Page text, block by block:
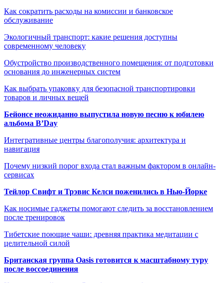
Как сократить расходы на комиссии и банковское
обслуживание
Экологичный транспорт: какие решения доступны
современному человеку
Обустройство производственного помещения: от подготовки
основания до инженерных систем
Как выбрать упаковку для безопасной транспортировки
товаров и личных вещей
Бейонсе неожиданно выпустила новую песню к юбилею
альбома B’Day
Интегративные центры благополучия: архитектура и
навигация
Почему низкий порог входа стал важным фактором в онлайн-
сервисах
Тейлор Свифт и Трэвис Келси поженились в Нью-Йорке
Как носимые гаджеты помогают следить за восстановлением
после тренировок
Тибетские поющие чаши: древняя практика медитации с
целительной силой
Британская группа Oasis готовится к масштабному туру
после воссоединения